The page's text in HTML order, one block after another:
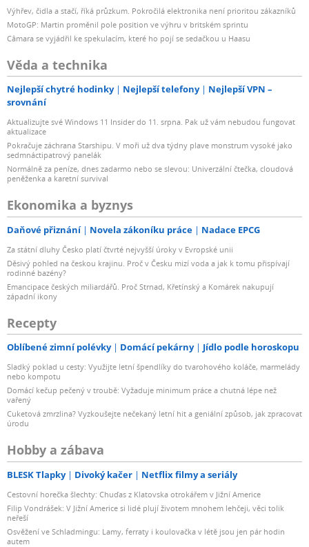
Výhřev, čidla a stačí, říká průzkum. Pokročilá elektronika není prioritou zákazníků
MotoGP: Martin proměnil pole position ve výhru v britském sprintu
Câmara se vyjádřil ke spekulacím, které ho pojí se sedačkou u Haasu
Věda a technika
Nejlepší chytré hodinky Nejlepší telefony
Nejlepší VPN –
srovnání
Aktualizujte své Windows 11 Insider do 11. srpna. Pak už vám nebudou fungovat
aktualizace
Pokračuje záchrana Starshipu. V moři už dva týdny plave monstrum vysoké jako
sedmnáctipatrový panelák
Normálně za peníze, dnes zadarmo nebo se slevou: Univerzální čtečka, cloudová
peněženka a karetní survival
Ekonomika a byznys
Daňové přiznání Novela zákoníku práce Nadace EPCG
Za státní dluhy Česko platí čtvrté nejvyšší úroky v Evropské unii
Děsivý pohled na českou krajinu. Proč v Česku mizí voda a jak k tomu přispívají
rodinné bazény?
Emancipace českých miliardářů. Proč Strnad, Křetínský a Komárek nakupují
západní ikony
Recepty
Oblíbené zimní polévky Domácí pekárny Jídlo podle horoskopu
Sladký poklad u cesty: Využijte letní špendlíky do tvarohového koláče, marmelády
nebo kompotu
Domácí kečup pečený v troubě: Vyžaduje minimum práce a chutná lépe než
vařený
Cuketová zmrzlina? Vyzkoušejte nečekaný letní hit a geniální způsob, jak zpracovat
úrodu
Hobby a zábava
BLESK Tlapky Divoký kačer Netflix filmy a seriály
Cestovní horečka šlechty: Chuďas z Klatovska otrokářem v Jižní Americe
Filip Vondrášek: V Jižní Americe si lidé plují životem mnohem lehčeji, věci tolik
neřeší
Osvěžení ve Schladmingu: Lamy, ferraty i koulovačka v létě jsou jen pár hodin
autem